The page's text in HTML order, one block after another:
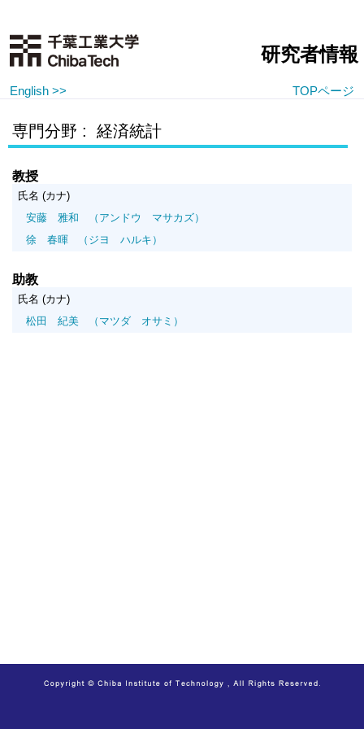
研究者情報
English >> TOPページ
専門分野 : 経済統計
教授
氏名 (カナ)
安藤 雅和
（アンドウ マサカズ）
徐 春暉
（ジヨ ハルキ）
助教
氏名 (カナ)
松田 紀美
（マツダ オサミ）